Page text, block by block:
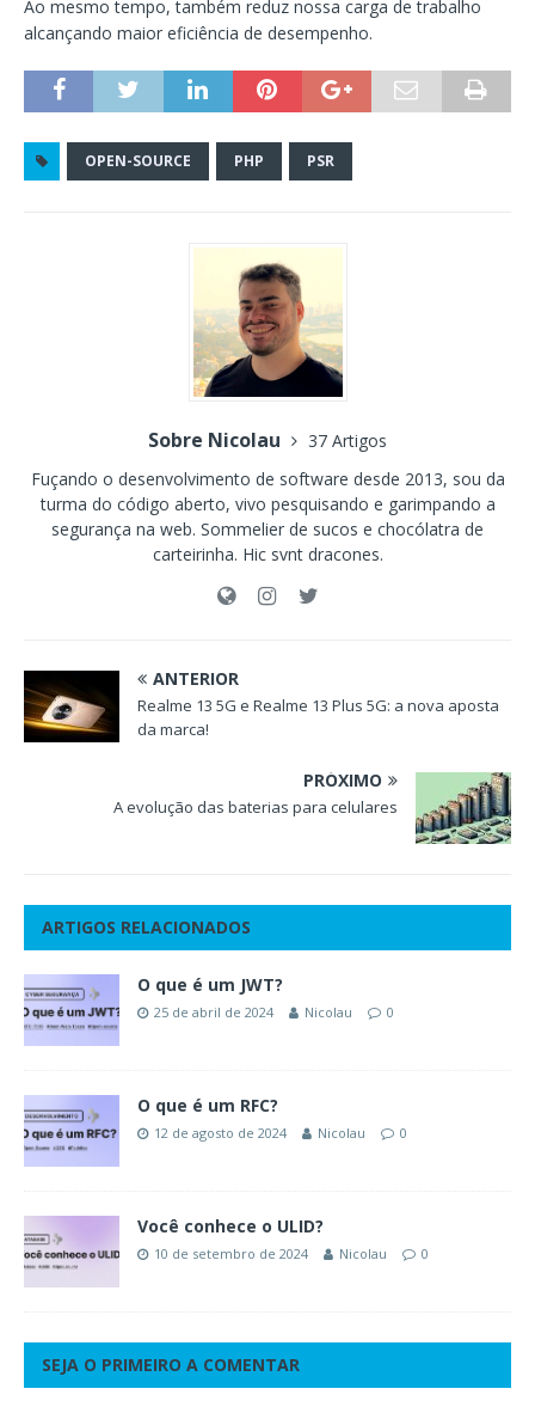
Ao mesmo tempo, também reduz nossa carga de trabalho
alcançando maior eficiência de desempenho.
OPEN-SOURCE PHP PSR
Sobre Nicolau
37 Artigos
Fuçando o desenvolvimento de software desde 2013, sou da
turma do código aberto, vivo pesquisando e garimpando a
segurança na web. Sommelier de sucos e chocólatra de
carteirinha. Hic svnt dracones.
ANTERIOR
Realme 13 5G e Realme 13 Plus 5G: a nova aposta
da marca!
PRÓXIMO
A evolução das baterias para celulares
ARTIGOS RELACIONADOS
O que é um JWT?
25 de abril de 2024 Nicolau 0
O que é um RFC?
12 de agosto de 2024 Nicolau 0
Você conhece o ULID?
10 de setembro de 2024 Nicolau 0
SEJA O PRIMEIRO A COMENTAR